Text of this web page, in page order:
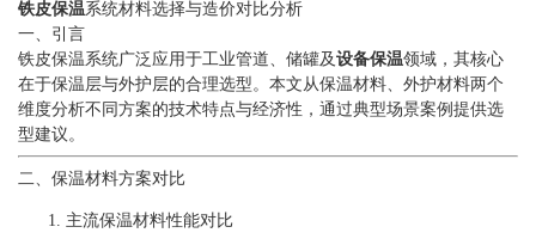
铁皮保温系统材料选择与造价对比分析
一、引言
铁皮保温系统广泛应用于工业管道、储罐及设备保温领域，其核心
在于保温层与外护层的合理选型。本文从保温材料、外护材料两个
维度分析不同方案的技术特点与经济性，通过典型场景案例提供选
型建议。
二、保温材料方案对比
主流保温材料性能对比